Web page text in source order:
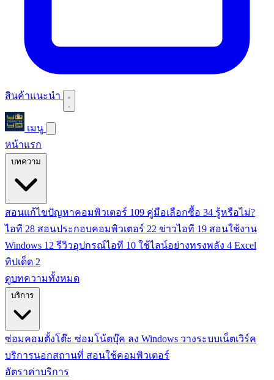
สินค้าแนะนำ
เมนู
หน้าแรก
บทความ
สอนแก้ไขปัญหาคอมพิวเตอร์ 109 คู่มือเลือกซื้อ 34 รู้หรือไม่?
ไอที 28 สอนประกอบคอมพิวเตอร์ 22 ข่าวไอที 19 สอนใช้งาน
Windows 12 รีวิวอุปกรณ์ไอที 10 ใช้ไลน์อย่างทรงพลัง 4 Excel
ทิปเด็ด 2
ดูบทความทั้งหมด
บริการ
ซ่อมคอมตั้งโต๊ะ ซ่อมโน้ตบุ๊ค ลง Windows วางระบบเน็ตเวิร์ค
บริการนอกสถานที่ สอนใช้คอมพิวเตอร์
อัตราค่าบริการ